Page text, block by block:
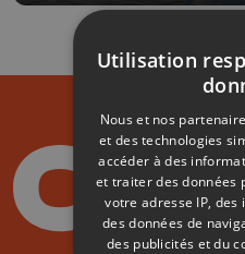
Utilisation
Nous et nos
et des technologies
accéder à des
et traiter des données
votre adresse IP,
des données de
des publicités et du